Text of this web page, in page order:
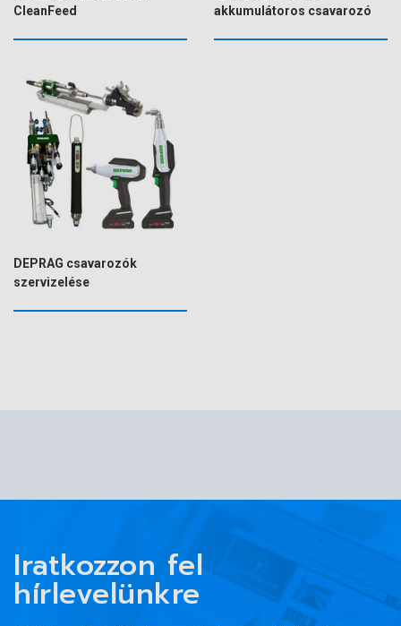
CleanFeed
akkumulátoros csavarozó
DEPRAG csavarozók
szervizelése
Iratkozzon fel
hírlevelünkre